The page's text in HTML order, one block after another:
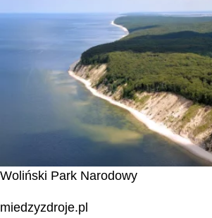
Woliński Park Narodowy
miedzyzdroje.pl